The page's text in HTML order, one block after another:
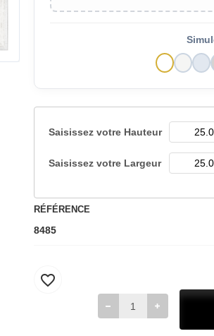
Saisissez votre Hauteur
Saisissez votre Largeur
RÉFÉRENCE
8485
favorite_border